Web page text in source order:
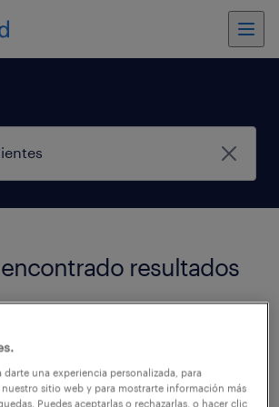
resultados
to change your filter criteria to
The following actions may
darte una experiencia personalizada, para
sitio web y para mostrarte información más
Puedes aceptarlas o rechazarlas, o hacer clic